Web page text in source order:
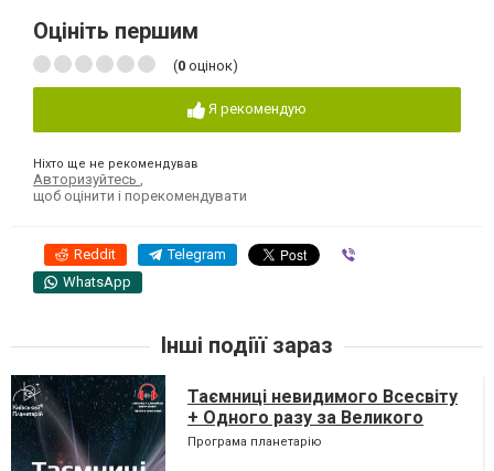
Оцініть першим
(0 оцінок)
Я рекомендую
Ніхто ще не рекомендував
Авторизуйтесь
щоб оцінити і порекомендувати
Reddit Telegram
WhatsApp
Інші подіїї зараз
Таємниці невидимого Всесвіту
+ Одного разу за Великого
Вибуху
Програма планетарію